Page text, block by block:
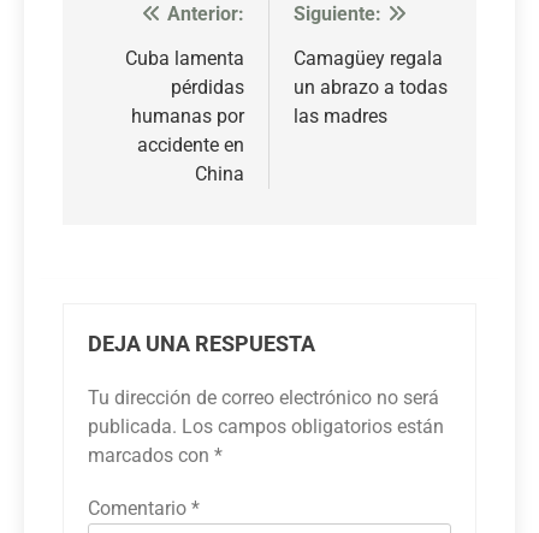
Navegación
entradas
Anterior:
Cuba lamenta
pérdidas
humanas por
accidente en
China
Siguiente:
Camagüey regala
un abrazo a todas
las madres
DEJA UNA RESPUESTA
Tu dirección de correo electrónico no será
publicada. Los campos obligatorios están
marcados con *
Comentario *